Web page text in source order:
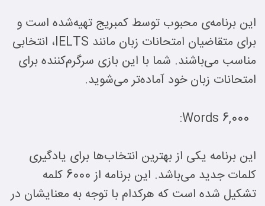
این برنامه‌ی محبوب توسط کمبریج تهیه‌شده است و
برای متقاضیان امتحانات زبان مانند IELTS، انتخابی
مناسب می‌باشند. شما با این بازی سرگرم‌کننده برای
امتحانات زبان خود آماده‌تر می‌شوید.
6,000 Words:
این برنامه یکی از بهترین انتخاب‌ها برای یادگیری
کلمات جدید می‌باشد. این برنامه از 6000 کلمه
تشکیل شده است که هرکدام با توجه به معنایشان در